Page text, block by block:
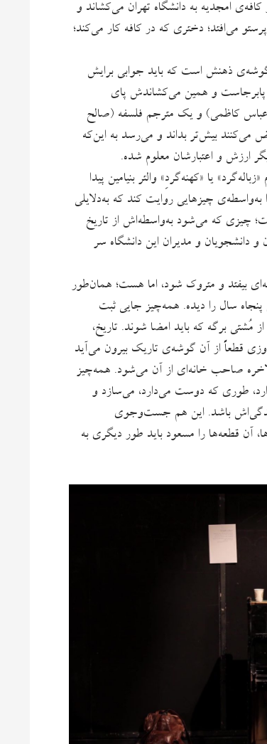
امجدیه به دانشگاه تهران می‌کشاند و
می‌افتد؛ دختری که در کافه کار می‌کند؛
ذهنش است که باید جوابی برایش
پابرجاست و همین می‌کشاندش پای
کاظمی) و یک مترجم فلسفه (صالح
می‌کنند بیش‌تر بداند و می‌رسد به این‌که
ارزش و اعتبارشان معلوم شده.
یا «کهنه‌گردِ» والتر بنیامین پیدا
به‌واسطه‌ی چیزهایی روایت کند که به‌دلایلی
چیزی که می‌شود به‌واسطه‌اش از تاریخ
و دانشجویان و مدیران این دانشگاه سر
بیفتد و متروک شود، اما هست؛ همان‌طور
سال را دیده. همه‌چیز جایی ثبت
برگه که باید امضا شوند. تاریخ،
قطعاً از آن گوشه‌ی تاریک بیرون می‌آید
صاحب خانه‌ای از آن می‌شود. همه‌چیز
طوری که دوست می‌دارد، می‌سازد و
زندگی‌اش باشد. این هم جست‌وجوی
آن قطعه‌ها را مسعود باید طور دیگری به